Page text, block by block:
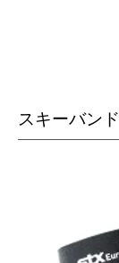
​スキーバンド